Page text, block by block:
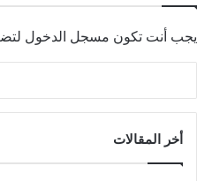
يجب أنت تكون مسجل الدخول
أخر المقالات